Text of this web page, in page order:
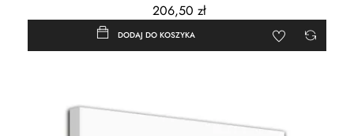
206,50 zł
DODAJ DO KOSZYKA